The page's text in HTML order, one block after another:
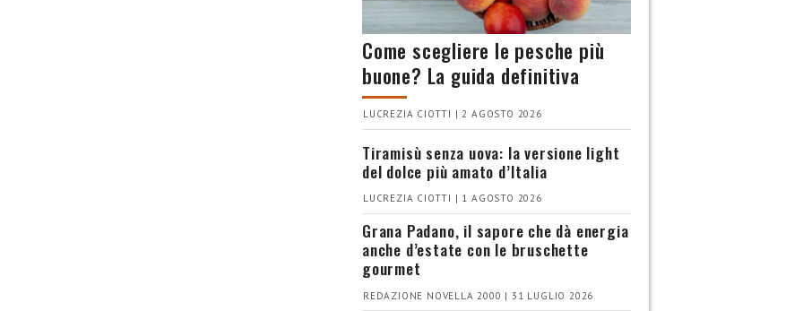
Come scegliere le pesche più
buone? La guida definitiva
LUCREZIA CIOTTI | 2 AGOSTO 2026
Tiramisù senza uova: la versione light
del dolce più amato d’Italia
LUCREZIA CIOTTI | 1 AGOSTO 2026
Grana Padano, il sapore che dà energia
anche d’estate con le bruschette
gourmet
REDAZIONE NOVELLA 2000 | 31 LUGLIO 2026